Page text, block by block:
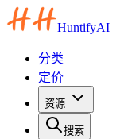
HuntifyAI
分类
定价
资源
搜索